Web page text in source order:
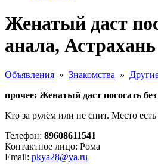
Женатый даст
анала, Астрахань
Объявления » Знакомства »
прочее: Женатый даст пососать без
Кто за рулём или не спит. Место
Телефон: 89608611541
Контактное лицо: Рома
Email: pkya28@ya.ru